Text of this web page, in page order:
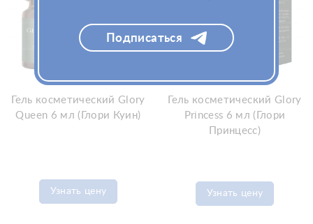
Гель косметический Glory
Queen 6 мл (Глори Куин)
Узнать цену
Гель косметический Glory
Princess 6 мл (Глори
Принцесс)
Узнать цену
Подписаться